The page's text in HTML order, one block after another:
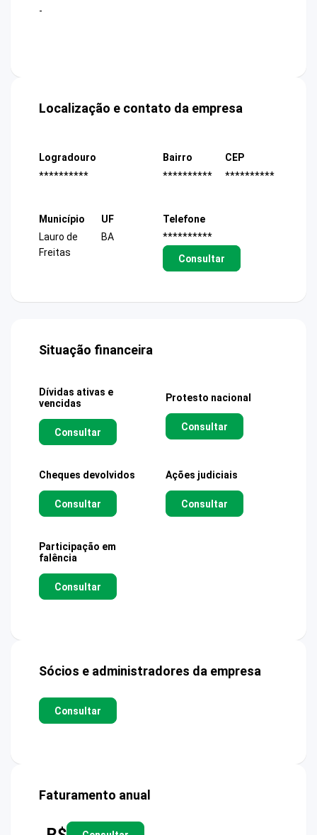
-
Localização e contato da empresa
Logradouro
**********
Bairro
**********
CEP
**********
Município
Lauro de
Freitas
UF
BA
Telefone
**********
Consultar
Situação financeira
Dívidas ativas e
vencidas
Consultar
Protesto nacional
Consultar
Cheques devolvidos
Consultar
Ações judiciais
Consultar
Participação em
falência
Consultar
Sócios e administradores da empresa
Consultar
Faturamento anual